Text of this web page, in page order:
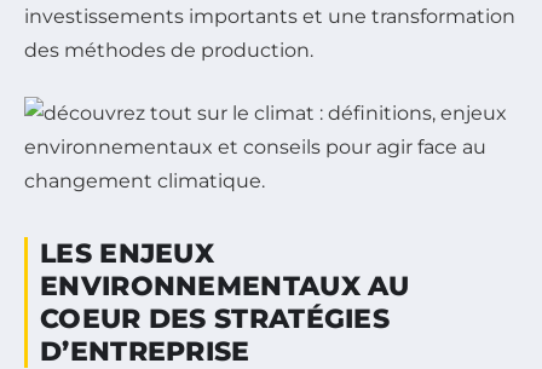
investissements importants et une transformation
des méthodes de production.
LES ENJEUX
ENVIRONNEMENTAUX AU
COEUR DES STRATÉGIES
D’ENTREPRISE